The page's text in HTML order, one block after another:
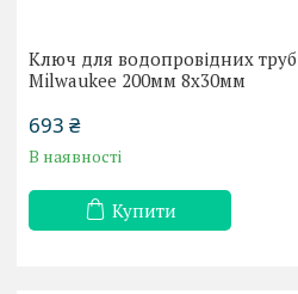
Ключ для водопровідних труб
Milwaukee 200мм 8х30мм
693 ₴
В наявності
Купити